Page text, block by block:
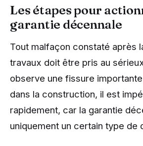
Les étapes pour
garantie décennale
Tout malfaçon constaté après
travaux doit être pris au
observe une fissure
dans la construction, il est
rapidement, car la garantie
uniquement un certain type de